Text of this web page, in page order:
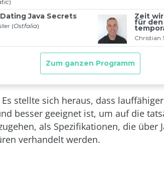
stellte sich heraus, dass
besser geeignet ist, um auf die
als Spezifikationen, die über
verhandelt werden.